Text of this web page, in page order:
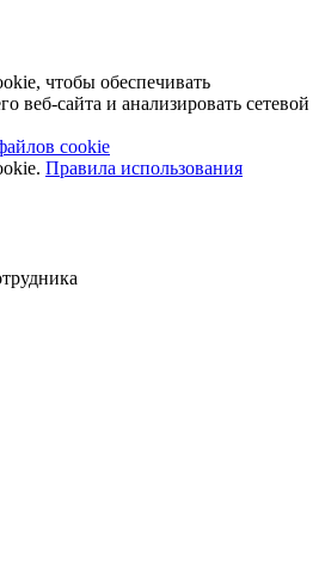
чтобы обеспечивать
веб-сайта и анализировать сетевой
cookie
Правила использования